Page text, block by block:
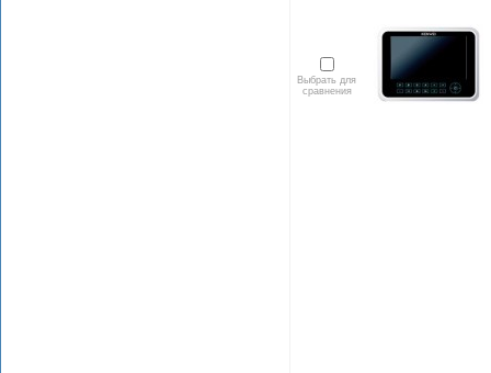
Выбрать для
сравнения